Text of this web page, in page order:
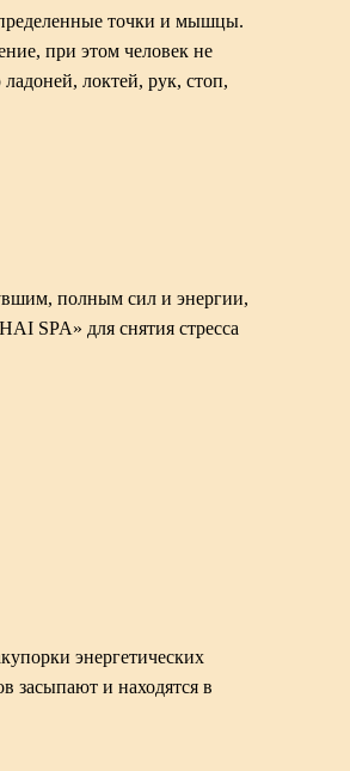
точки и мышцы.
при этом человек не
локтей, рук, стоп,
полным сил и энергии,
SPA» для снятия стресса
энергетических
засыпают и находятся в